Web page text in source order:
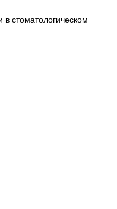
стоматологическом